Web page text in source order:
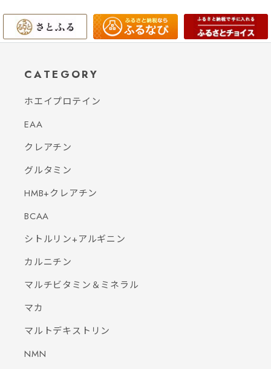
CATEGORY
ホエイプロテイン
EAA
クレアチン
グルタミン
HMB+クレアチン
BCAA
シトルリン+アルギニン
カルニチン
マルチビタミン＆ミネラル
マカ
マルトデキストリン
NMN